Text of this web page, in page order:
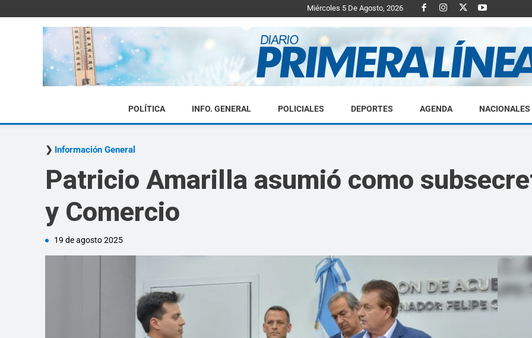
Miércoles 5 De Agosto, 2026
Diario
POLÍTICA INFO. GENERAL POLICIALES DEPORTES AGENDA NACIONALES
Información General
Patricio Amarilla asumió como
y Comercio
19 de agosto 2025